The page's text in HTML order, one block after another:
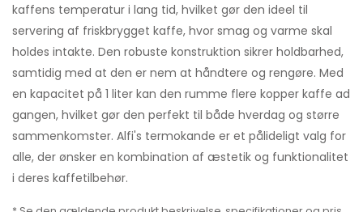
kaffens temperatur i lang tid, hvilket gør den ideel til
servering af friskbrygget kaffe, hvor smag og varme skal
holdes intakte. Den robuste konstruktion sikrer holdbarhed,
samtidig med at den er nem at håndtere og rengøre. Med
en kapacitet på 1 liter kan den rumme flere kopper kaffe ad
gangen, hvilket gør den perfekt til både hverdag og større
sammenkomster. Alfi's termokande er et pålideligt valg for
alle, der ønsker en kombination af æstetik og funktionalitet
i deres kaffetilbehør.